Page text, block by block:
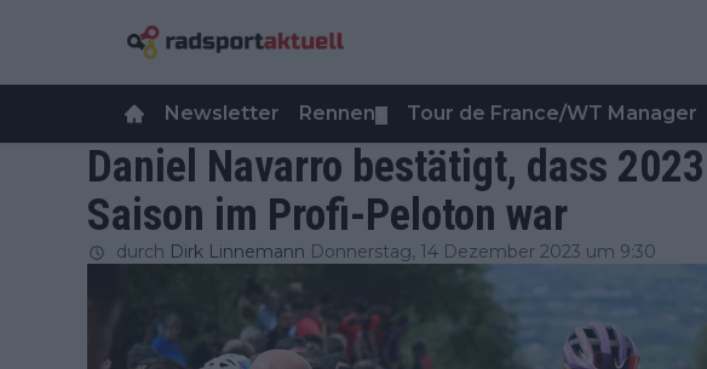
Newsletter Rennen Tour de France/WT Manager
Daniel Navarro bestätigt, dass
Saison im Profi-Peloton war
durch Dirk Linnemann Donnerstag, 14 Dezember 2023 um 9:30